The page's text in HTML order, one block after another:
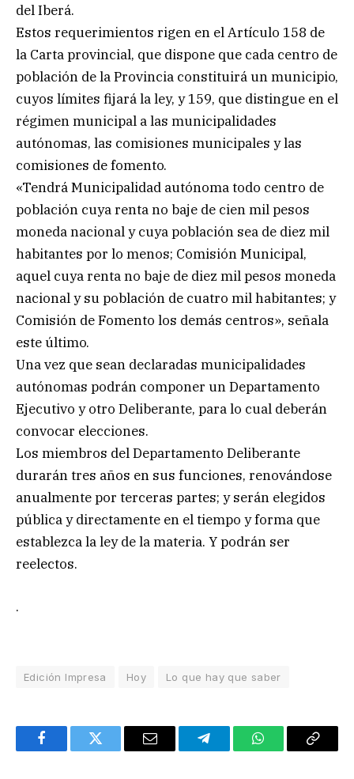
del Iberá.
Estos requerimientos rigen en el Artículo 158 de
la Carta provincial, que dispone que cada centro de
población de la Provincia constituirá un municipio,
cuyos límites fijará la ley, y 159, que distingue en el
régimen municipal a las municipalidades
autónomas, las comisiones municipales y las
comisiones de fomento.
«Tendrá Municipalidad autónoma todo centro de
población cuya renta no baje de cien mil pesos
moneda nacional y cuya población sea de diez mil
habitantes por lo menos; Comisión Municipal,
aquel cuya renta no baje de diez mil pesos moneda
nacional y su población de cuatro mil habitantes; y
Comisión de Fomento los demás centros», señala
este último.
Una vez que sean declaradas municipalidades
autónomas podrán componer un Departamento
Ejecutivo y otro Deliberante, para lo cual deberán
convocar elecciones.
Los miembros del Departamento Deliberante
durarán tres años en sus funciones, renovándose
anualmente por terceras partes; y serán elegidos
pública y directamente en el tiempo y forma que
establezca la ley de la materia. Y podrán ser
reelectos.
.
Edición Impresa Hoy Lo que hay que saber
FacebookTwitter Email TelegramWhatsAppCopy